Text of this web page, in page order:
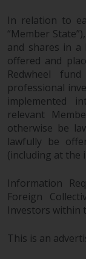
zum
eines
oder
von
ergibt.
In relation to
“Member
and shares in a
offered and
Redwheel
professional
implemented
relevant
otherwise be
lawfully be
(including at the
Information
Foreign
Investors within
This is an